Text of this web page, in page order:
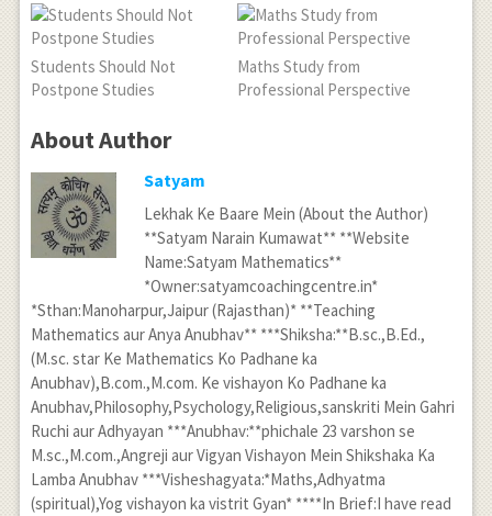
Students Should Not
Postpone Studies
Maths Study from
Professional Perspective
About Author
Satyam
Lekhak Ke Baare Mein (About the Author)
**Satyam Narain Kumawat** **Website
Name:Satyam Mathematics**
*Owner:satyamcoachingcentre.in*
*Sthan:Manoharpur,Jaipur (Rajasthan)* **Teaching
Mathematics aur Anya Anubhav** ***Shiksha:**B.sc.,B.Ed.,
(M.sc. star Ke Mathematics Ko Padhane ka
Anubhav),B.com.,M.com. Ke vishayon Ko Padhane ka
Anubhav,Philosophy,Psychology,Religious,sanskriti Mein Gahri
Ruchi aur Adhyayan ***Anubhav:**phichale 23 varshon se
M.sc.,M.com.,Angreji aur Vigyan Vishayon Mein Shikshaka Ka
Lamba Anubhav ***Visheshagyata:*Maths,Adhyatma
(spiritual),Yog vishayon ka vistrit Gyan* ****In Brief:I have read